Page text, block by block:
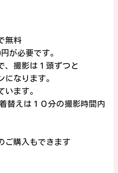
無料
が必要です。
撮影は１頭ずつと
なります。
ます。
替えは１０分の撮影時間内
ご購入もできます